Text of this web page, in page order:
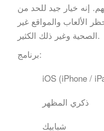
إنه خيار جيد للحد من
الألعاب والمواقع غير
الصحية وغير ذلك الكثير.
برنامج:
iOS (iPhone /
ذكري المظهر
شبابيك